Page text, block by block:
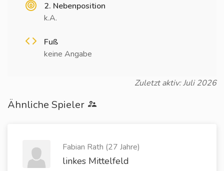
2. Nebenposition
k.A.
Fuß
keine Angabe
Zuletzt aktiv: Juli 2026
Ähnliche Spieler
Fabian Rath (27 Jahre)
linkes Mittelfeld